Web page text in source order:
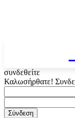
συνδεθείτε
Καλωσήρθατε!